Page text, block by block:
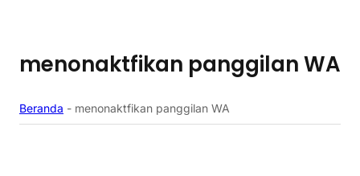
menonaktfikan panggilan WA
Beranda - menonaktfikan panggilan WA